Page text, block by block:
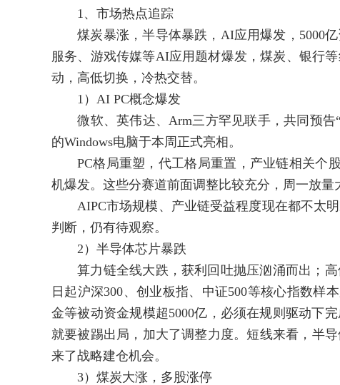
1、市场热点追踪
煤炭暴涨，半导体暴跌，AI应用爆发，5000亿
服务、游戏传媒等AI应用题材爆发，煤炭、银行
动，高低切换，冷热交替。
1）AI PC概念爆发
微软、英伟达、Arm三方罕见联手，共同预告
的Windows电脑于本周正式亮相。
PC格局重塑，代工格局重置，产业链相关个
机爆发。这些分赛道前面调整比较充分，周一放量
AIPC市场规模、产业链受益程度现在都不太明
判断，仍有待观察。
2）半导体芯片暴跌
算力链全线大跌，获利回吐抛压汹涌而出；高
日起沪深300、创业板指、中证500等核心指数样
金等被动资金规模超5000亿，必须在规则驱动下
就要被踢出局，加大了调整力度。短线来看，半
来了战略建仓机会。
3）煤炭大涨，多股涨停